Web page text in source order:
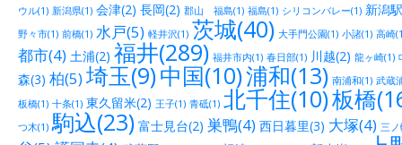
ウル(1) 新潟県(1) 会津(2) 長岡(2) 郡山 福島(1) 福島(1) シリコンバレー(1) 新潟
野々市(1) 前橋(1) 水戸(5) 軽井沢(1) 茨城(40) 大手門公園(1) 小諸(1) 高崎
都市(4) 土浦(2) 福井(289) 福井市内(1) 春日部(1) 川越(2) 龍ヶ崎(1)
森(3) 柏(5)埼玉(9)中国(10)浦和(13) 南浦和(1) 武蔵
板橋(1) 十条(1) 東久留米(2) 王子(1) 青砥(1) 北千住(10)板橋
つ木(1) 駒込(23) 富士見台(2) 巣鴨(4) 西日暮里(3) 大塚(4) 三ノ